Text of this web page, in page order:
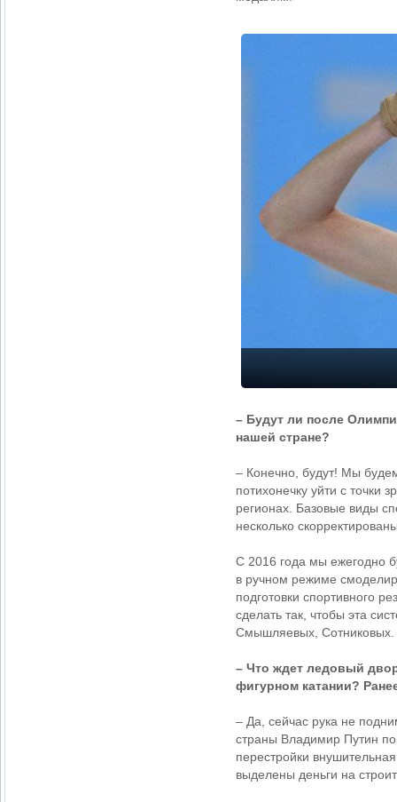
– Будут ли после
нашей стране?
– Конечно, будут! Мы
потихонечку уйти с точки
регионах. Базовые виды
несколько
С 2016 года мы ежегодно
в ручном режиме
подготовки спортивного
сделать так, чтобы эта
Смышляевых, Сотниковых.
– Что ждет ледовый
фигурном катании?
– Да, сейчас рука не
страны Владимир Путин
перестройки
выделены деньги на